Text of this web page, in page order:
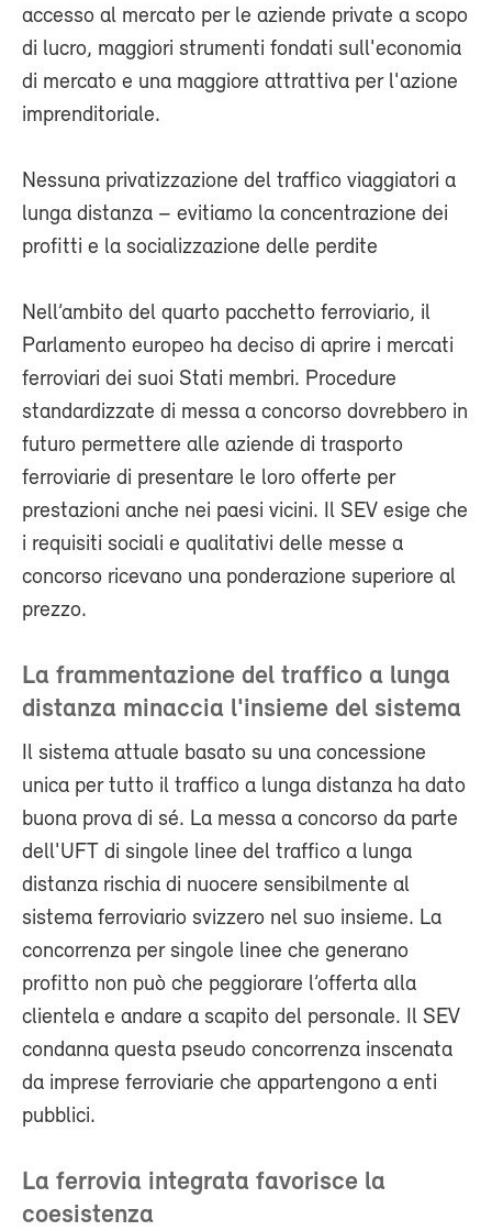
accesso al mercato per le aziende private a scopo
di lucro, maggiori strumenti fondati sull'economia
di mercato e una maggiore attrattiva per l'azione
imprenditoriale.
Nessuna privatizzazione del traffico viaggiatori a
lunga distanza – evitiamo la concentrazione dei
profitti e la socializzazione delle perdite
Nell’ambito del quarto pacchetto ferroviario, il
Parlamento europeo ha deciso di aprire i mercati
ferroviari dei suoi Stati membri. Procedure
standardizzate di messa a concorso dovrebbero in
futuro permettere alle aziende di trasporto
ferroviarie di presentare le loro offerte per
prestazioni anche nei paesi vicini. Il SEV esige che
i requisiti sociali e qualitativi delle messe a
concorso ricevano una ponderazione superiore al
prezzo.
La frammentazione del traffico a lunga
distanza minaccia l'insieme del sistema
Il sistema attuale basato su una concessione
unica per tutto il traffico a lunga distanza ha dato
buona prova di sé. La messa a concorso da parte
dell'UFT di singole linee del traffico a lunga
distanza rischia di nuocere sensibilmente al
sistema ferroviario svizzero nel suo insieme. La
concorrenza per singole linee che generano
profitto non può che peggiorare l’offerta alla
clientela e andare a scapito del personale. Il SEV
condanna questa pseudo concorrenza inscenata
da imprese ferroviarie che appartengono a enti
pubblici.
La ferrovia integrata favorisce la
coesistenza